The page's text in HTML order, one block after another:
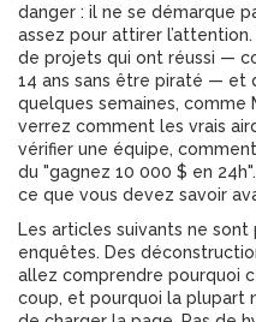
danger : il ne se démarque
assez pour attirer
de projets qui ont réussi —
14 ans sans être piraté — et
quelques semaines, comme
verrez comment les vrais
vérifier une équipe,
du "gagnez 10 000 $ en
ce que vous devez savoir
Les articles suivants ne sont
enquêtes. Des
allez comprendre pourquoi
coup, et pourquoi la plupart